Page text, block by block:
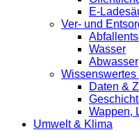
E-
Ver- und
Wasser
Abwasser
Daten &
Wappen,
Umwelt & Klima